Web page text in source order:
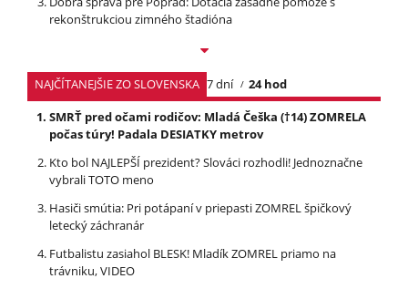
rekonštrukciou zimného štadióna
NAJČÍTANEJŠIE ZO SLOVENSKA 7 dní
24 hod
SMRŤ pred očami rodičov: Mladá Češka (†14) ZOMRELA
počas túry! Padala DESIATKY metrov
Kto bol NAJLEPŠÍ prezident? Slováci rozhodli! Jednoznačne
vybrali TOTO meno
Hasiči smútia: Pri potápaní v priepasti ZOMREL špičkový
letecký záchranár
Futbalistu zasiahol BLESK! Mladík ZOMREL priamo na
trávniku, VIDEO